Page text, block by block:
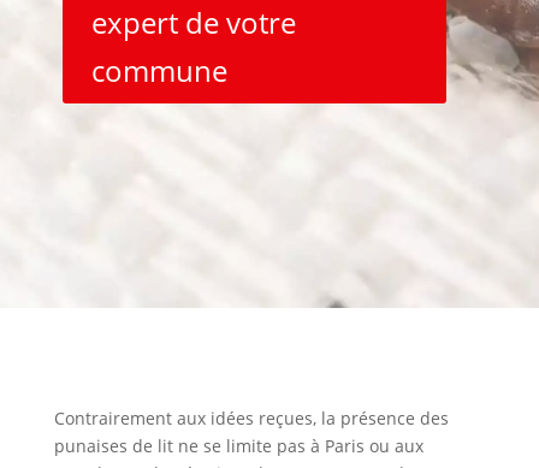
expert de votre
commune
Contrairement aux idées reçues, la présence des
punaises de lit ne se limite pas à Paris ou aux